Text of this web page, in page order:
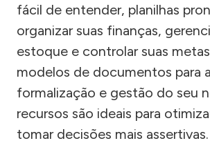
fácil de entender, planilhas
organizar suas finanças,
estoque e controlar suas
modelos de documentos para
formalização e gestão do seu
recursos são ideais para
tomar decisões mais assertivas.